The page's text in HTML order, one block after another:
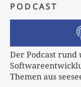
PODCAST
Der Podcast rund
Themen aus